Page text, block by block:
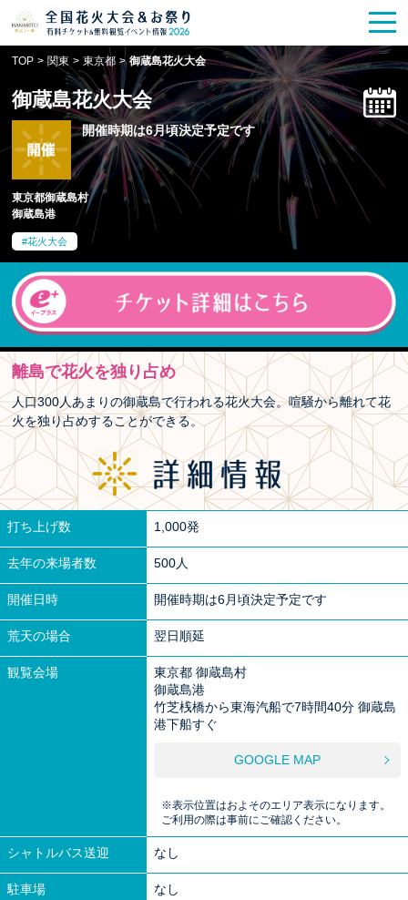
花火大会
HANABITOの道
有料観覧席 販売一覧
ポスター一覧
SPICE
今週末開催花火・祭一覧
TOP
TOP > 関東 > 東京都 > 御蔵島花火大会
御蔵島花火大会
開催時期は6月頃決定予定です
東京都御蔵島村
御蔵島港
花火大会
離島で花火を独り占め
人口300人あまりの御蔵島で行われる花火大会。喧騒から離れて花
火を独り占めすることができる。
打ち上げ数 1,000発
去年の来場者数 500人
開催日時 開催時期は6月頃決定予定です
荒天の場合 翌日順延
観覧会場
東京都 御蔵島村
御蔵島港
竹芝桟橋から東海汽船で7時間40分 御蔵島
港下船すぐ
GOOGLE MAP
※表示位置はおよそのエリア表示になります。
ご利用の際は事前にご確認ください。
シャトルバス送迎 なし
駐車場 なし